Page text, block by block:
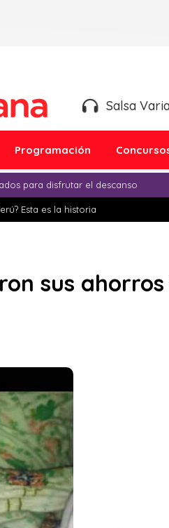
Salsa
Programación
para disfrutar el descanso
Esta es la historia
sus